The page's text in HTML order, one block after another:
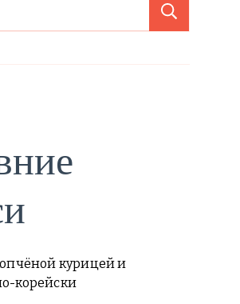
курицей и
корейски